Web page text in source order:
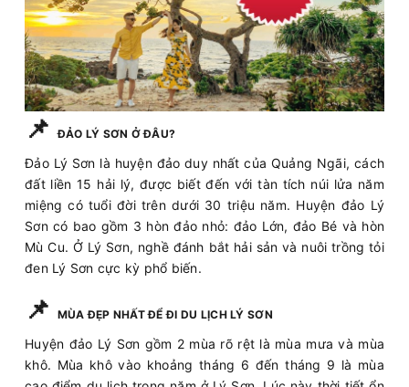
📌ĐẢO LÝ SƠN Ở ĐÂU?
Đảo Lý Sơn là huyện đảo duy nhất của Quảng Ngãi, cách
đất liền 15 hải lý, được biết đến với tàn tích núi lửa năm
miệng có tuổi đời trên dưới 30 triệu năm. Huyện đảo Lý
Sơn có bao gồm 3 hòn đảo nhỏ: đảo Lớn, đảo Bé và hòn
Mù Cu. Ở Lý Sơn, nghề đánh bắt hải sản và nuôi trồng tỏi
đen Lý Sơn cực kỳ phổ biến.
📌 MÙA ĐẸP NHẤT ĐỂ ĐI DU LỊCH LÝ SƠN
Huyện đảo Lý Sơn gồm 2 mùa rõ rệt là mùa mưa và mùa
khô. Mùa khô vào khoảng tháng 6 đến tháng 9 là mùa